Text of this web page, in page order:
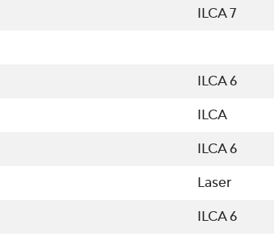
ILCA 7
ILCA 6
ILCA
ILCA 6
Laser
ILCA 6